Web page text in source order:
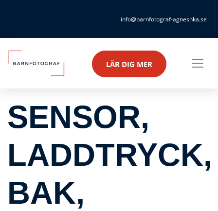
info@barnfotograf-agneshka.se
LÄR DIG MER
SENSOR,
LADDTRYCK,
BAK,